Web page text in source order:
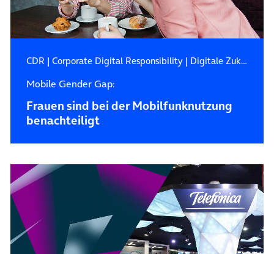
CDR | Corporate Digital Responsibility| Digitale Zukunft
Mobile Gender Gap:
Frauen sind bei der Mobilfunknutzung
benachteiligt